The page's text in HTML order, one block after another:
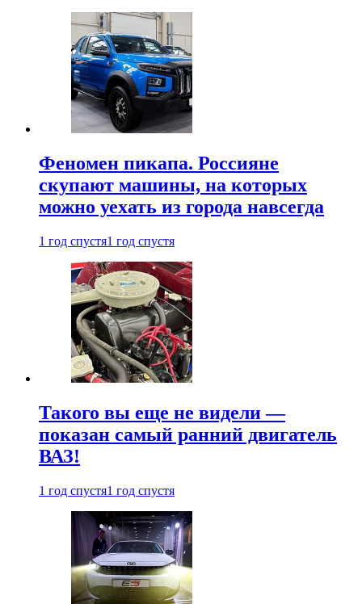
Феномен пикапа. Россияне
скупают машины, на которых
можно уехать из города навсегда
1 год спустя1 год спустя
Такого вы еще не видели —
показан самый ранний двигатель
ВАЗ!
1 год спустя1 год спустя